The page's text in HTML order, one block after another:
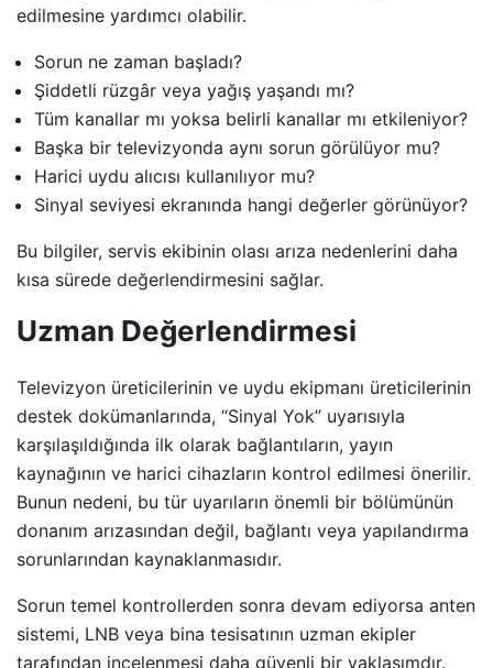
edilmesine yardımcı olabilir.
Sorun ne zaman başladı?
Şiddetli rüzgâr veya yağış yaşandı mı?
Tüm kanallar mı yoksa belirli kanallar mı etkileniyor?
Başka bir televizyonda aynı sorun görülüyor mu?
Harici uydu alıcısı kullanılıyor mu?
Sinyal seviyesi ekranında hangi değerler görünüyor?
Bu bilgiler, servis ekibinin olası arıza nedenlerini daha
kısa sürede değerlendirmesini sağlar.
Uzman Değerlendirmesi
Televizyon üreticilerinin ve uydu ekipmanı üreticilerinin
destek dokümanlarında, “Sinyal Yok” uyarısıyla
karşılaşıldığında ilk olarak bağlantıların, yayın
kaynağının ve harici cihazların kontrol edilmesi önerilir.
Bunun nedeni, bu tür uyarıların önemli bir bölümünün
donanım arızasından değil, bağlantı veya yapılandırma
sorunlarından kaynaklanmasıdır.
Sorun temel kontrollerden sonra devam ediyorsa anten
sistemi, LNB veya bina tesisatının uzman ekipler
tarafından incelenmesi daha güvenli bir yaklaşımdır.